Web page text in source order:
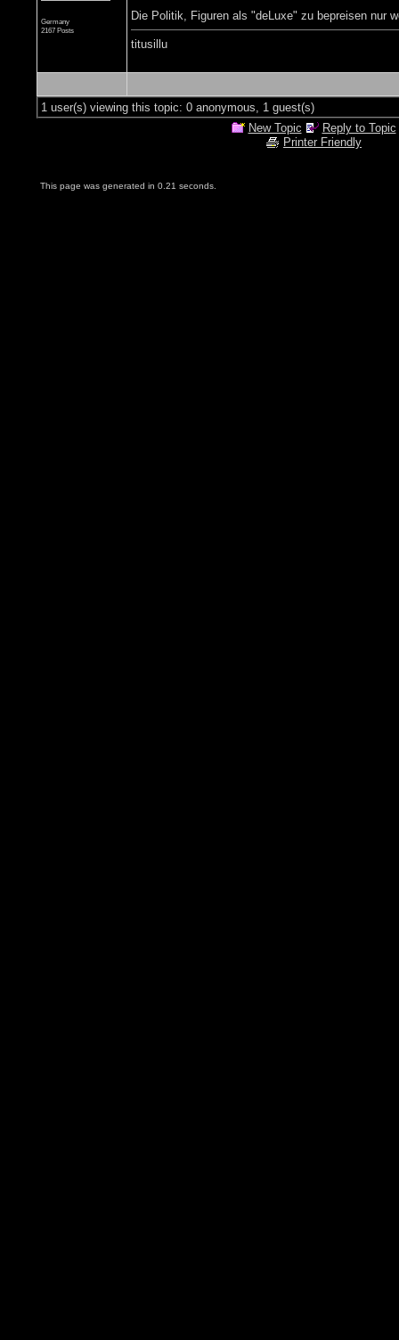
Germany
2167 Posts
Die Politik, Figuren als "deLuxe" zu bepreisen nur
titusillu
1 user(s) viewing this topic: 0 anonymous, 1 guest(s)
New Topic
Reply to Topic
Printer Friendly
This page was generated in 0.21 seconds.